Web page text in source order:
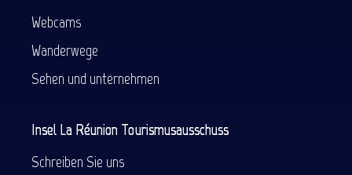
Webcams
Wanderwege
Sehen und unternehmen
Insel La Réunion Tourismusausschuss
Schreiben Sie uns